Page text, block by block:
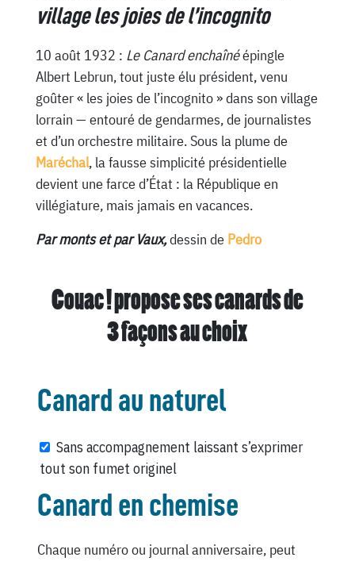
village les joies de l’incognito
10 août 1932 : Le Canard enchaînéépingle
Albert Lebrun, tout juste élu président, venu
goûter « les joies de l’incognito » dans son village
lorrain — entouré de gendarmes, de journalistes
et d’un orchestre militaire. Sous la plume de
Maréchal, la fausse simplicité présidentielle
devient une farce d’État : la République en
villégiature, mais jamais en vacances.
Par monts et par Vaux,dessin de Pedro
Couac ! propose ses canards de
3 façons au choix
Canard au naturel
Sans accompagnement laissant s’exprimer
tout son fumet originel
Canard en chemise
Chaque numéro ou journal anniversaire, peut